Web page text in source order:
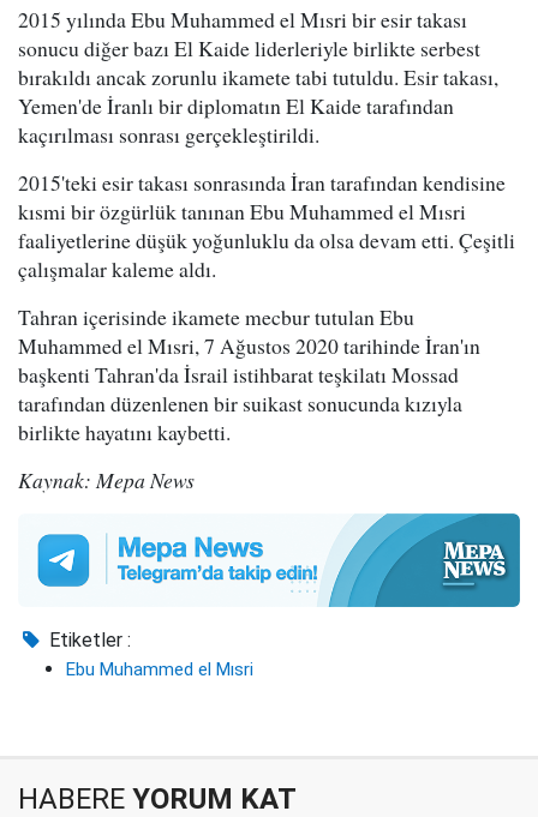
2015 yılında Ebu Muhammed el Mısri bir esir takası
sonucu diğer bazı El Kaide liderleriyle birlikte serbest
bırakıldı ancak zorunlu ikamete tabi tutuldu. Esir takası,
Yemen'de İranlı bir diplomatın El Kaide tarafından
kaçırılması sonrası gerçekleştirildi.
2015'teki esir takası sonrasında İran tarafından kendisine
kısmi bir özgürlük tanınan Ebu Muhammed el Mısri
faaliyetlerine düşük yoğunluklu da olsa devam etti. Çeşitli
çalışmalar kaleme aldı.
Tahran içerisinde ikamete mecbur tutulan Ebu
Muhammed el Mısri, 7 Ağustos 2020 tarihinde İran'ın
başkenti Tahran'da İsrail istihbarat teşkilatı Mossad
tarafından düzenlenen bir suikast sonucunda kızıyla
birlikte hayatını kaybetti.
Kaynak: Mepa News
Etiketler :
Ebu Muhammed el Mısri
HABERE YORUM KAT